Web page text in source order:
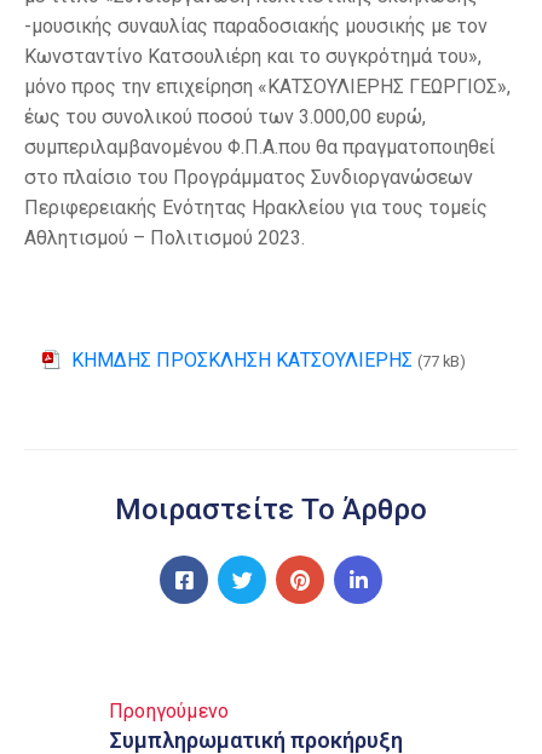
-μουσικής συναυλίας παραδοσιακής μουσικής με τον
Κωνσταντίνο Κατσουλιέρη και το συγκρότημά του»,
μόνο προς την επιχείρηση «ΚΑΤΣΟΥΛΙΕΡΗΣ ΓΕΩΡΓΙΟΣ»,
έως του συνολικού ποσού των 3.000,00 ευρώ,
συμπεριλαμβανομένου Φ.Π.Α.που θα πραγματοποιηθεί
στο πλαίσιο του Προγράμματος Συνδιοργανώσεων
Περιφερειακής Ενότητας Ηρακλείου για τους τομείς
Αθλητισμού – Πολιτισμού 2023.
ΚΗΜΔΗΣ ΠΡΟΣΚΛΗΣΗ ΚΑΤΣΟΥΛΙΕΡΗΣ (77 kB)
Μοιραστείτε Το Άρθρο
Προηγούμενο
Συμπληρωματική προκήρυξη